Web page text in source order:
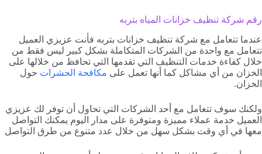
رقم شركة تنظيف خزانات المياه بتربه
عندما تتعامل مع شركة تنظيف خزانات بتربه فأنت عزيزي العميل
تتعامل مع واحدة من الشركات المتكاملة بشكل كبير ليس فقط من
خلال كفاءة خدمات التنظيف التي تقدمها التي تحافظ من خلالها على
الخزان من أي مشاكل كما أنها تعمل على مكافحة الحشرات حول
الخزان.
ولكنك سوف تتعامل مع أحد الشركات التي تحاول أن توفر لك عزيزي
العميل خدمة عملاء مميزة ومتوفرة على مدار اليوم يمكنك التواصل
معها في أي وقت بشكل سهل من خلال عدد متنوع من طرق التواصل